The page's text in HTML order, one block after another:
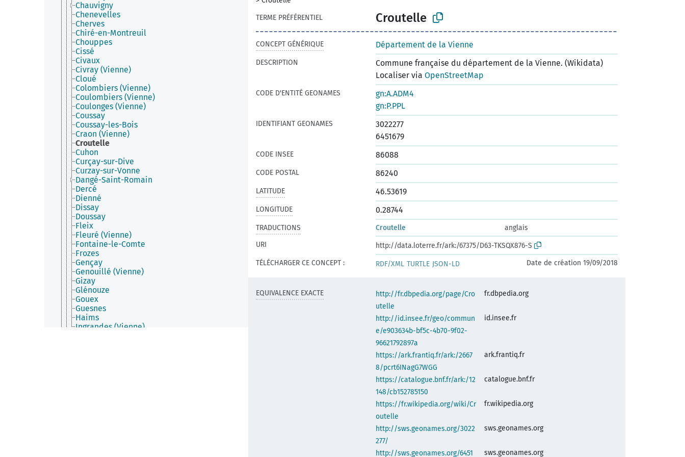
Chauvigny
Chenevelles
Cherves
Chiré-en-Montreuil
Chouppes
Cissé
Civaux
Civray (Vienne)
Cloué
Colombiers (Vienne)
Coulombiers (Vienne)
Coulonges (Vienne)
Coussay
Coussay-les-Bois
Craon (Vienne)
Croutelle
Cuhon
Curçay-sur-Dive
Curzay-sur-Vonne
Dangé-Saint-Romain
Dercé
Dienné
Dissay
Doussay
Fleix
Fleuré (Vienne)
Fontaine-le-Comte
Frozes
Gençay
Genouillé (Vienne)
Gizay
Glénouze
Gouex
Guesnes
Haims
Ingrandes (Vienne)
TERME PRÉFÉRENTIEL
Croutelle
CONCEPT GÉNÉRIQUE Département de la Vienne
DESCRIPTION
Commune française du département de la Vienne. (Wikidata)
Localiser via OpenStreetMap
CODE D'ENTITÉ GEONAMES
gn:A.ADM4
gn:P.PPL
IDENTIFIANT GEONAMES
3022277
6451679
CODE INSEE 86088
CODE POSTAL 86240
LATITUDE 46.53619
LONGITUDE 0.28744
TRADUCTIONS Croutelle
anglais
URI
http://data.loterre.fr/ark:/67375/D63-TKSQX876-S
TÉLÉCHARGER CE CONCEPT :
RDF/XML TURTLE JSON-LD Date de création 19/09/2018
EQUIVALENCE EXACTE
http://fr.dbpedia.org/page/Cro
utelle
fr.dbpedia.org
http://id.insee.fr/geo/commun
e/e903634b-bf5c-4b70-9f02-
96621792897a
id.insee.fr
https://ark.frantiq.fr/ark:/2667
8/pcrt6INagG7WGG
ark.frantiq.fr
https://catalogue.bnf.fr/ark:/12
148/cb152785150
catalogue.bnf.fr
https://fr.wikipedia.org/wiki/Cr
outelle
fr.wikipedia.org
http://sws.geonames.org/3022
277/
sws.geonames.org
http://sws.geonames.org/6451 sws.geonames.org